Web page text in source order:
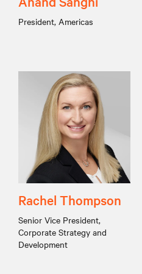
President, Americas
Rachel Thompson
Senior Vice President,
Corporate Strategy and
Development